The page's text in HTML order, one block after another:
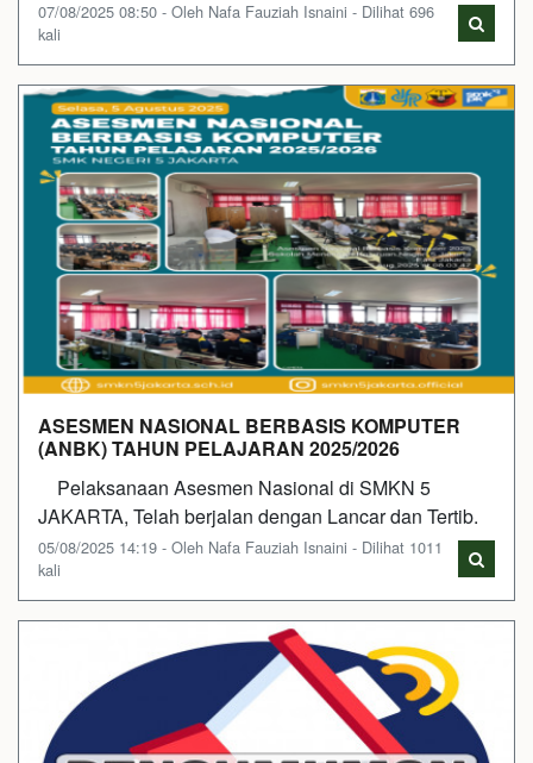
07/08/2025 08:50 - Oleh Nafa Fauziah Isnaini - Dilihat 696
kali
ASESMEN NASIONAL BERBASIS KOMPUTER
(ANBK) TAHUN PELAJARAN 2025/2026
Pelaksanaan Asesmen Nasional di SMKN 5
JAKARTA, Telah berjalan dengan Lancar dan Tertib.
05/08/2025 14:19 - Oleh Nafa Fauziah Isnaini - Dilihat 1011
kali